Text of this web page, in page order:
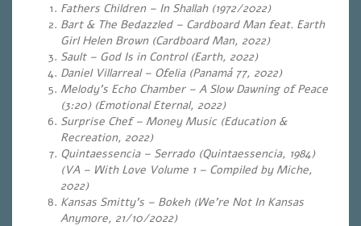
Fathers Children – In Shallah (1972/2022)
Bart & The Bedazzled – Cardboard Man feat. Earth
Girl Helen Brown (Cardboard Man, 2022)
Sault – God Is in Control (Earth, 2022)
Daniel Villarreal – Ofelia (Panamá 77, 2022)
Melody’s Echo Chamber – A Slow Dawning of Peace
(3:20) (Emotional Eternal, 2022)
Surprise Chef – Money Music (Education &
Recreation, 2022)
Quintaessencia – Serrado (Quintaessencia, 1984)
(VA – With Love Volume 1 – Compiled by Miche,
2022)
Kansas Smitty’s – Bokeh (We’re Not In Kansas
Anymore, 21/10/2022)